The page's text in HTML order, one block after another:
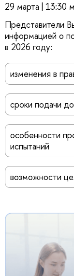
29 марта | 13:30
Представители
информацией о
в 2026 году:
изменения в
сроки подачи
особенности
испытаний
возможности